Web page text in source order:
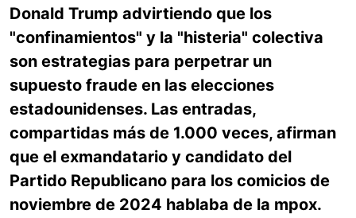
Donald Trump advirtiendo que los
"confinamientos" y la "histeria" colectiva
son estrategias para perpetrar un
supuesto fraude en las elecciones
estadounidenses. Las entradas,
compartidas más de 1.000 veces, afirman
que el exmandatario y candidato del
Partido Republicano para los comicios de
noviembre de 2024 hablaba de la mpox.